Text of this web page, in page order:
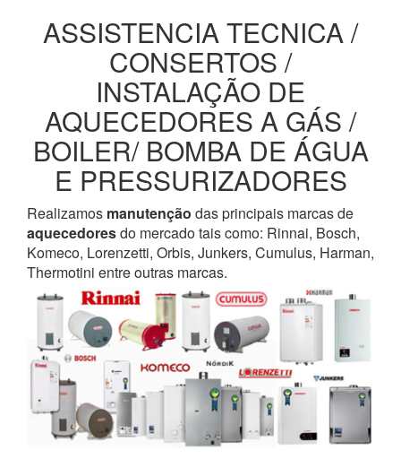
ASSISTENCIA TECNICA /
CONSERTOS /
INSTALAÇÃO DE
AQUECEDORES A GÁS /
BOILER/ BOMBA DE ÁGUA
E PRESSURIZADORES
Realizamos manutenção das principais marcas de
aquecedoresdo mercado tais como: Rinnai, Bosch,
Komeco, Lorenzetti, Orbis, Junkers, Cumulus, Harman,
Thermotini entre outras marcas.